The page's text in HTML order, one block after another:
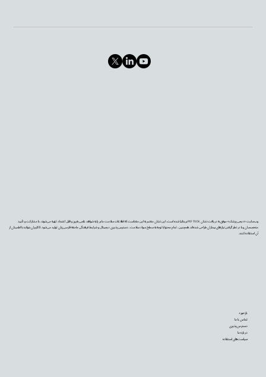
وب‌سایت «دیجی‌پزشک» موفق به دریافت نشان PIF TICK بریتانیا شده است. این نشان معتبر به این معناست که اطلاعات سلامت ما بر پایه شواهد علمی به‌روز و قابل اعتماد تهیه می‌شوند، با مشارکت و تأیید
متخصصان و با در نظر گرفتن نیازهای بیماران طراحی شده‌اند. همچنین، تمام محتوا با توجه به سطح سواد سلامت، دسترس‌پذیری دیجیتال و شرایط فرهنگی جامعه فارسی‌زبان تولید می‌شود تا کاربران بتوانند با اطمینان از
آن استفاده کنند.
بازخورد
تماس با ما
دسترس‌پذیری
درباره ما
سیاست‌های استفاده